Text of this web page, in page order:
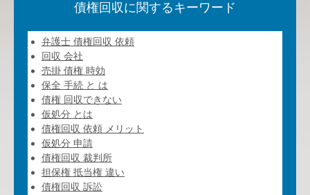
債権回収に関するキーワード
弁護士 債権回収 依頼
回収 会社
売掛 債権 時効
保全 手続 と は
債権 回収できない
仮処分 とは
債権回収 依頼 メリット
仮処分 申請
債権回収 裁判所
担保権 抵当権 違い
債権回収 訴訟